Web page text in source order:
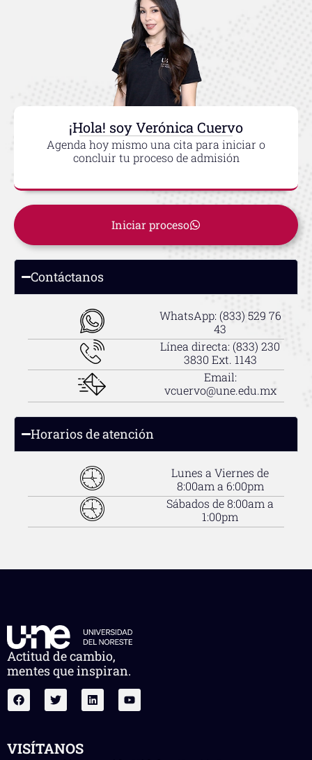
Contáctanos
WhatsApp: (833) 529 76
43‬
Línea directa: (833) 230
3830 Ext. 1143
Email:
vcuervo@une.edu.mx
Horarios de atención
Lunes a Viernes de
8:00am a 6:00pm
Sábados de 8:00am a
1:00pm
¡Hola! soy Verónica Cuervo
Agenda hoy mismo una cita para iniciar o
concluir tu proceso de admisión
Iniciar proceso
Actitud de cambio,
mentes que inspiran.
VISÍTANOS